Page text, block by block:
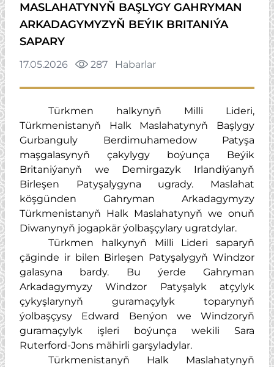
MASLAHATYNYŇ BAŞLYGY GAHRYMAN
ARKADAGYMYZYŇ BEÝIK BRITANIÝA
SAPARY
17.05.2026 287 Habarlar
Türkmen halkynyň Milli Lideri,
Türkmenistanyň Halk Maslahatynyň Başlygy
Gurbanguly Berdimuhamedow Patyşa
maşgalasynyň çakylygy boýunça Beýik
Britaniýanyň we Demirgazyk Irlandiýanyň
Birleşen Patyşalygyna ugrady. Maslahat
köşgünden Gahryman Arkadagymyzy
Türkmenistanyň Halk Maslahatynyň we onuň
Diwanynyň jogapkär ýolbaşçylary ugratdylar.
Türkmen halkynyň Milli Lideri saparyň
çäginde ir bilen Birleşen Patyşalygyň Windzor
galasyna bardy. Bu ýerde Gahryman
Arkadagymyzy Windzor Patyşalyk atçylyk
çykyşlarynyň guramaçylyk toparynyň
ýolbaşçysy Edward Benýon we Windzoryň
guramaçylyk işleri boýunça wekili Sara
Ruterford-Jons mähirli garşyladylar.
Türkmenistanyň Halk Maslahatynyň